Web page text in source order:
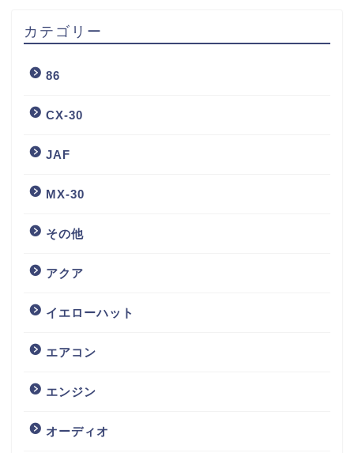
カテゴリー
86
CX-30
JAF
MX-30
その他
アクア
イエローハット
エアコン
エンジン
オーディオ